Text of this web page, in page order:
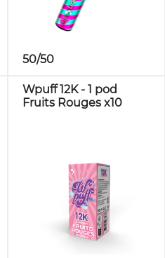
50/50
Wpuff 12K - 1 pod
Fruits Rouges x10